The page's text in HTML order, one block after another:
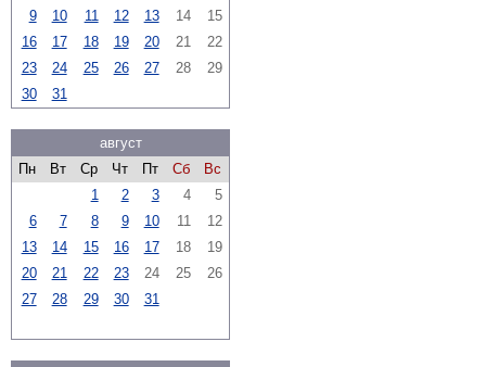
9
10 11 12 13 14
15
16
17 18 19 20 21
22
23
24 25 26 27 28
29
30
31
август
Пн
Вт Ср Чт Пт Сб
Вс
1
2 3 4
5
6
7 8 9 10 11
12
13
14 15 16 17 18
19
20
21 22 23 24 25
26
27
28 29 30 31